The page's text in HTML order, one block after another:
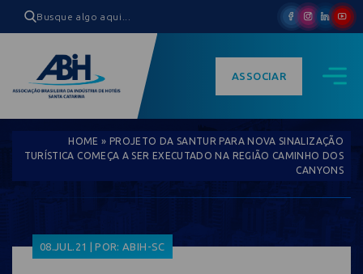
ASSOCIAR
HOME » PROJETO DA SANTUR PARA NOVA SINALIZAÇÃO
TURÍSTICA COMEÇA A SER EXECUTADO NA REGIÃO CAMINHO DOS
CANYONS
08.JUL.21 | POR: ABIH-SC